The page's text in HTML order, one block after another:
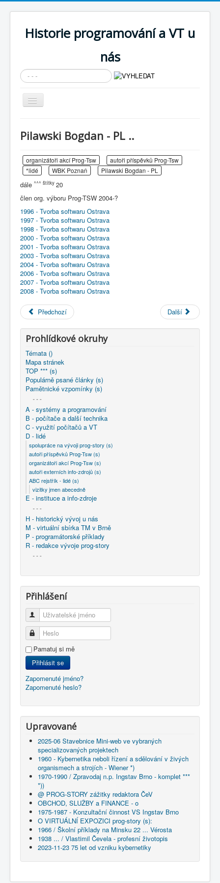
Historie programování a VT u
nás
Vyhledávání...
Přepnout
navigaci
Cíle expozice
PRŮVODCE EXPOZICÍ
Současnost SW a IT
Historické počítače
COBOL
O nás
Úvod D - lidé
ABC rejstřík - lidé (s)
vizitky jmen abecedně
Pilawski Bogdan - PL ..
Pilawski Bogdan - PL ..
organizátoři akcí Prog-Tsw
autoři příspěvků Prog-Tsw
*lidé
WBK Poznaň Pilawski Bogdan - PL
dále ^^^ štítky 20
člen org. výboru Prog-TSW 2004-?
1996 - Tvorba softwaru Ostrava
1997 - Tvorba softwaru Ostrava
1998 - Tvorba softwaru Ostrava
2000 - Tvorba softwaru Ostrava
2001 - Tvorba softwaru Ostrava
2003 - Tvorba softwaru Ostrava
2004 - Tvorba softwaru Ostrava
2006 - Tvorba softwaru Ostrava
2007 - Tvorba softwaru Ostrava
2008 - Tvorba softwaru Ostrava
Předchozí Další
Prohlídkové okruhy
Témata ()
Mapa stránek
TOP *** (s)
Populárně psané články (s)
Pamětnické vzpomínky (s)
- - -
A - systémy a programování
B - počítače a další technika
C - využití počítačů a VT
D - lidé
spolupráce na vývoji prog-story (s)
autoři příspěvků Prog-Tsw (s)
organizátoři akcí Prog-Tsw (s)
autoři externích info-zdrojů (s)
ABC rejstřík - lidé (s)
vizitky jmen abecedně
E - instituce a info-zdroje
- - -
H - historický vývoj u nás
M - virtuální sbírka TM v Brně
P - programátorské příklady
R - redakce vývoje prog-story
- - -
Přihlášení
Uživatelské jméno
Heslo
Pamatuj si mě
Přihlásit se
Zapomenuté jméno?
Zapomenuté heslo?
Upravované
2025-06 Stavebnice Mini-web ve vybraných
specializovaných projektech
1960 - Kybernetika neboli řízení a sdělování v živých
organismech a strojích - Wiener *)
1970-1990 / Zpravodaj n.p. Ingstav Brno - komplet ***
*))
@ PROG-STORY zážitky redaktora ČeV
OBCHOD, SLUŽBY a FINANCE - o
1975-1987 - Konzultační činnost VS Ingstav Brno
O VIRTUÁLNÍ EXPOZICI prog-story (s):
1966 / Školní příklady na Minsku 22 ... Vérosta
1938 ... / Vlastimil Čevela - profesní životopis
2023-11-23 75 let od vzniku kybernetiky